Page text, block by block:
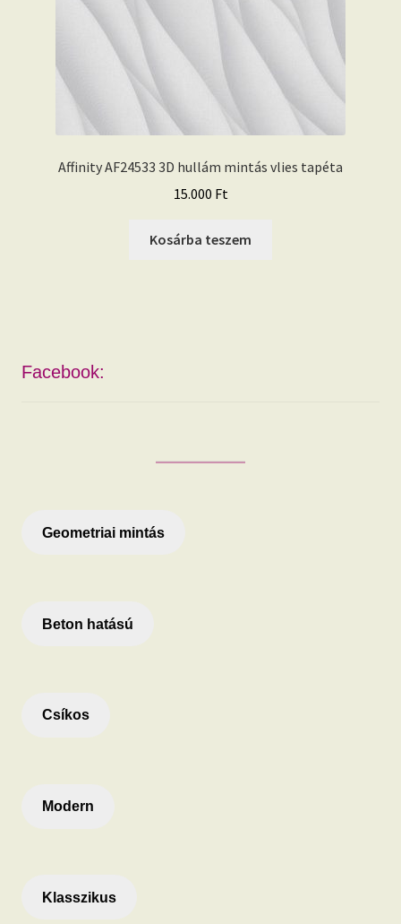
Affinity AF24533 3D hullám mintás vlies tapéta
15.000 Ft
Kosárba teszem
Facebook:
Geometriai mintás
Beton hatású
Csíkos
Modern
Klasszikus